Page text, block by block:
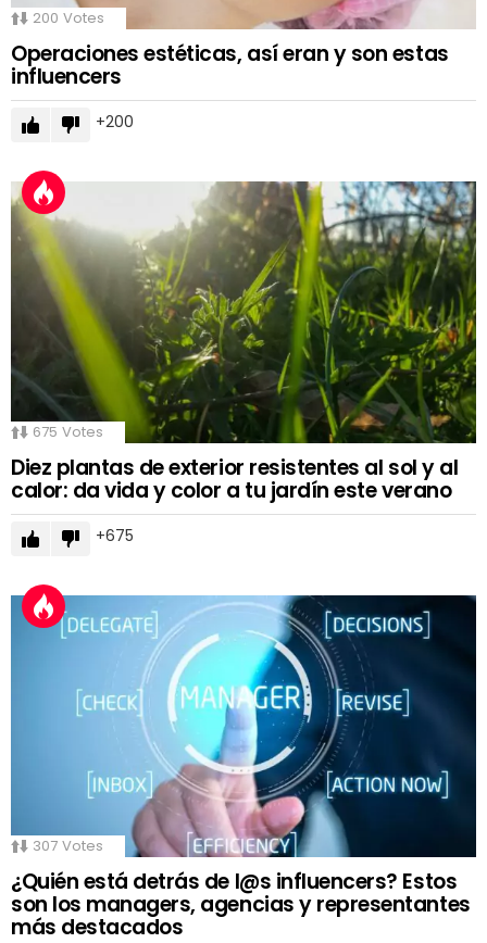
200 Votes
Operaciones estéticas, así eran y son estas
influencers
200
675 Votes
Diez plantas de exterior resistentes al sol y al
calor: da vida y color a tu jardín este verano
675
307 Votes
¿Quién está detrás de l@s influencers? Estos
son los managers, agencias y representantes
más destacados